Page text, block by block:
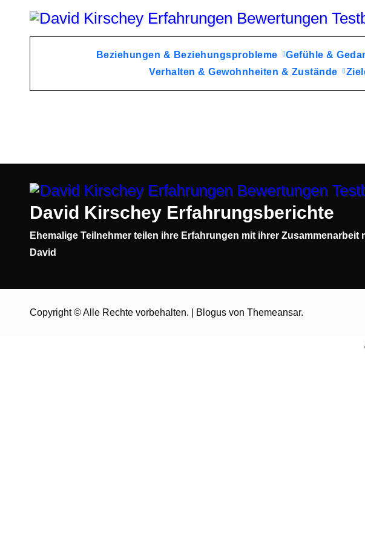
Beziehungen & Beziehungsprobleme
Gefühle &
Verhalten & Gewohnheiten & Zustände
David Kirschey Erfahrungsberichte
Ehemalige Teilnehmer teilen ihre Erfahrungen mit ihrer Zusammenarbeit
David
Copyright © Alle Rechte vorbehalten. Blogus von Themeansar.